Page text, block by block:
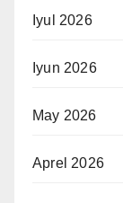
Iyul 2026
Iyun 2026
May 2026
Aprel 2026